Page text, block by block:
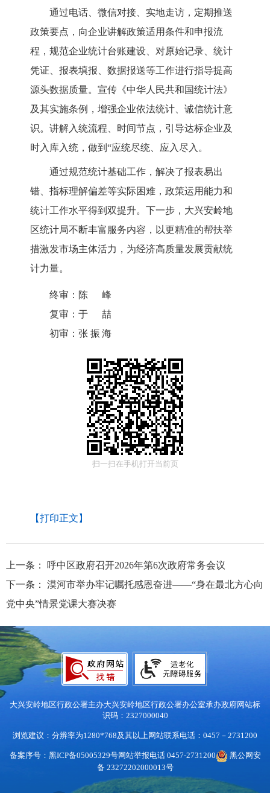
通过电话、微信对接、实地走访，定期推送
政策要点，向企业讲解政策适用条件和申报流
程，规范企业统计台账建设、对原始记录、统计
凭证、报表填报、数据报送等工作进行指导提高
源头数据质量。宣传《中华人民共和国统计法》
及其实施条例，增强企业依法统计、诚信统计意
识。讲解入统流程、时间节点，引导达标企业及
时入库入统，做到 “应统尽统、应入尽入。
通过规范统计基础工作，解决了报表易出
错、指标理解偏差等实际困难，政策运用能力和
统计工作水平得到双提升。下一步，大兴安岭地
区统计局不断丰富服务内容，以更精准的帮扶举
措激发市场主体活力，为经济高质量发展贡献统
计力量。
终审： 陈峰
复审： 于喆
初审： 张振海
扫一扫在手机打开当前页
【打印正文】
上一条：
呼中区政府召开2026年第6次政府常务会议
下一条：
漠河市举办牢记嘱托感恩奋进——“身在最北方心向
党中央”情景党课大赛决赛
大兴安岭地区行政公署主办大兴安岭地区行政公署办公室承办政府网站标
识码：2327000040
浏览建议：分辨率为1280*768及其以上网站联系电话：0457－2731200
备案序号：黑ICP备05005329号网站举报电话 0457-2731200
黑公网安
备 23272202000013号